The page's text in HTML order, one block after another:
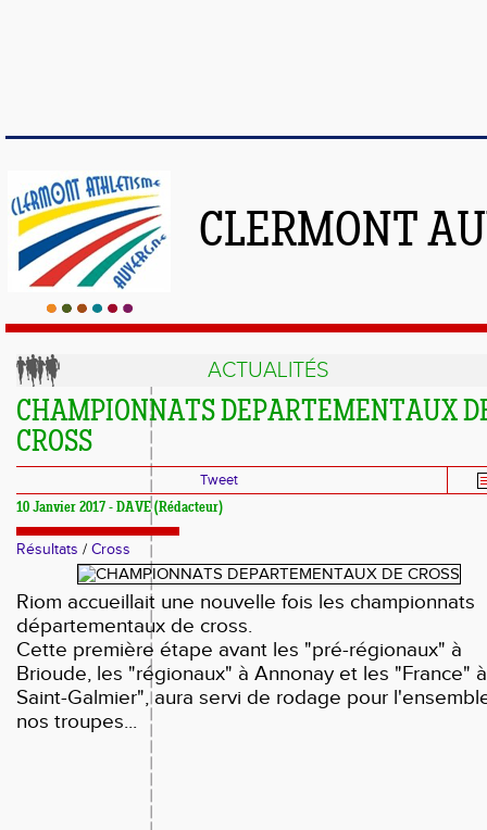
CLERMONT
ACTUALITÉS
CHAMPIONNATS DEPARTEMENTAUX
CROSS
Tweet
10 Janvier 2017 - DAVE (Rédacteur)
Résultats / Cross
Riom accueillait une nouvelle fois les championnats
départementaux de cross.
Cette première étape avant les "pré-régionaux" à
Brioude, les "régionaux" à Annonay et les "France" à
Saint-Galmier", aura servi de rodage pour
nos troupes...